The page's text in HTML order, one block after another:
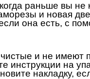
раньше вы не
и новая
она есть, с
чистые и не имеют
инструкции на
накладку,